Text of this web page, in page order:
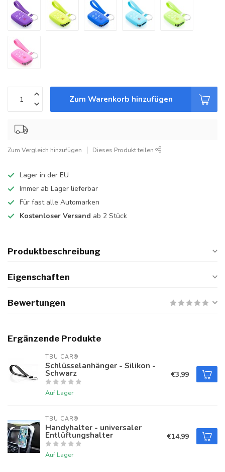
Zum Warenkorb hinzufügen
Zum Vergleich hinzufügen Dieses Produkt teilen
Lager in der EU
Immer ab Lager lieferbar
Für fast alle Automarken
Kostenloser Versand ab 2 Stück
Produktbeschreibung
Eigenschaften
Bewertungen
Ergänzende Produkte
TBU CAR®
Schlüsselanhänger - Silikon -
Schwarz
Auf Lager
€3,99
TBU CAR®
Handyhalter - universaler
Entlüftungshalter
Auf Lager
€14,99